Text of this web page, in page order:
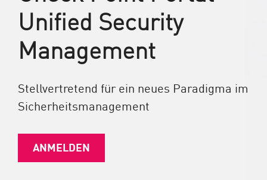
Unified Security
Management
Stellvertretend für ein neues Paradigma im
Sicherheitsmanagement
ANMELDEN